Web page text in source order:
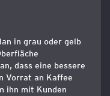
in grau oder gelb
dass eine bessere
Vorrat an Kaffee
ihn mit Kunden